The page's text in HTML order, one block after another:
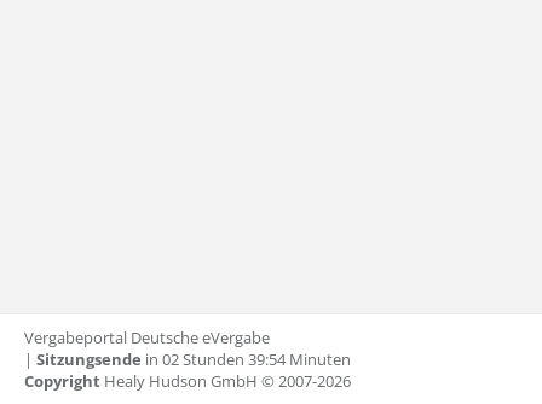
Vergabeportal Deutsche eVergabe
| Sitzungsende in 02Stunden 39:54Minuten
Copyright Healy Hudson GmbH © 2007-2026